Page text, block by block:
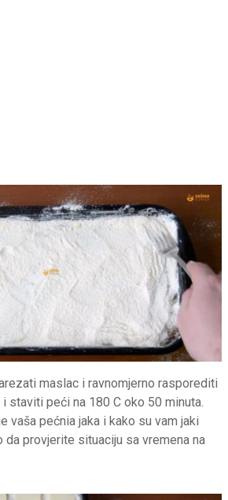
maslac i ravnomjerno rasporediti
staviti peći na 180 C oko 50 minuta.
vaša pećnia jaka i kako su vam jaki
provjerite situaciju sa vremena na